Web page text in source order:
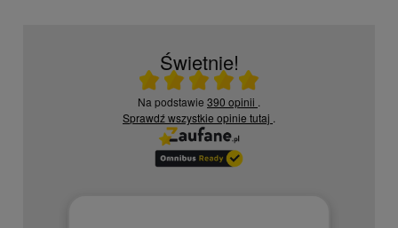
Świetnie!
Ocena średnia 5 na 5
Na podstawie 390 opinii .
Sprawdź wszystkie opinie tutaj .